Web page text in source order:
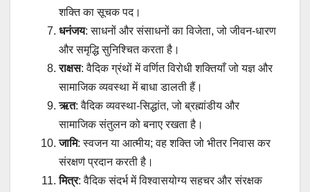
शक्ति का सूचक पद।
धनंजय: साधनों और संसाधनों का विजेता, जो जीवन-धारण
और समृद्धि सुनिश्चित करता है।
राक्षस: वैदिक ग्रंथों में वर्णित विरोधी शक्तियाँ जो यज्ञ और
सामाजिक व्यवस्था में बाधा डालती हैं।
ऋत: वैदिक व्यवस्था-सिद्धांत, जो ब्रह्मांडीय और
सामाजिक संतुलन को बनाए रखता है।
जामि: स्वजन या आत्मीय; वह शक्ति जो भीतर निवास कर
संरक्षण प्रदान करती है।
मित्र: वैदिक संदर्भ में विश्वासयोग्य सहचर और संरक्षक